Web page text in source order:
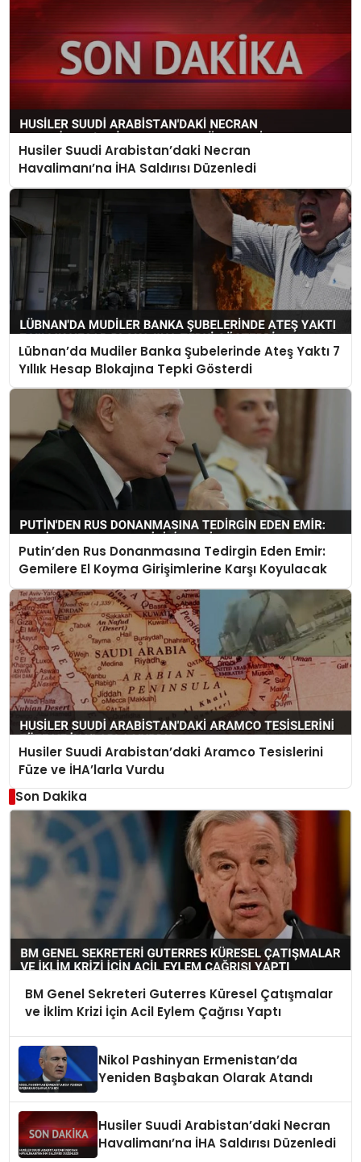
Husiler Suudi Arabistan’daki Necran
Havalimanı’na İHA Saldırısı Düzenledi
Lübnan’da Mudiler Banka Şubelerinde Ateş Yaktı 7
Yıllık Hesap Blokajına Tepki Gösterdi
Putin’den Rus Donanmasına Tedirgin Eden Emir:
Gemilere El Koyma Girişimlerine Karşı Koyulacak
Husiler Suudi Arabistan’daki Aramco Tesislerini
Füze ve İHA’larla Vurdu
Son Dakika
BM Genel Sekreteri Guterres Küresel Çatışmalar
ve İklim Krizi İçin Acil Eylem Çağrısı Yaptı
Nikol Pashinyan Ermenistan’da
Yeniden Başbakan Olarak Atandı
Husiler Suudi Arabistan’daki Necran
Havalimanı’na İHA Saldırısı Düzenledi